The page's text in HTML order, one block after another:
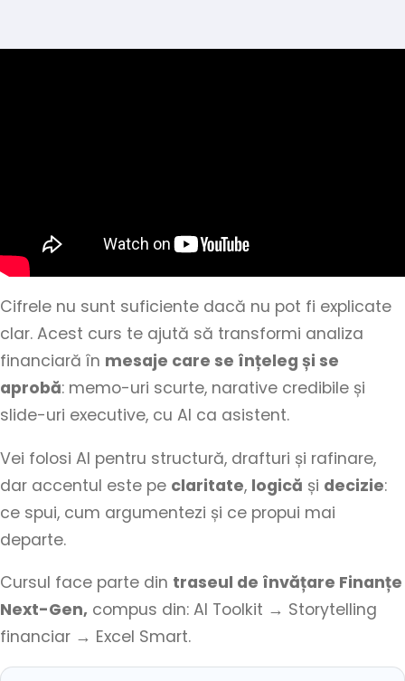
Cifrele nu sunt suficiente dacă nu pot fi explicate
clar. Acest curs te ajută să transformi analiza
financiară în mesaje care se înțeleg și se
aprobă: memo-uri scurte, narative credibile și
slide-uri executive, cu AI ca asistent.
Vei folosi AI pentru structură, drafturi și rafinare,
dar accentul este pe claritate, logică și decizie:
ce spui, cum argumentezi și ce propui mai
departe.
Cursul face parte din traseul de învățare Finanțe
Next-Gen, compus din: AI Toolkit → Storytelling
financiar → Excel Smart.